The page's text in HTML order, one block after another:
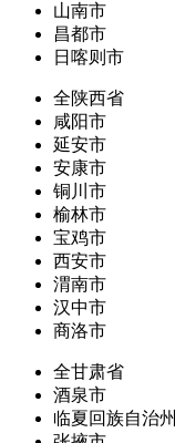
山南市
昌都市
日喀则市
全陕西省
咸阳市
延安市
安康市
铜川市
榆林市
宝鸡市
西安市
渭南市
汉中市
商洛市
全甘肃省
酒泉市
临夏回族自治州